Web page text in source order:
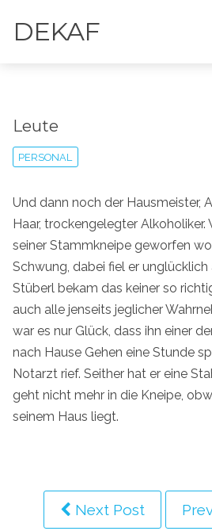
DEKAF
Leute
PERSONAL
Und dann noch der Hausmeister,
Haar, trockengelegter Alkoholiker.
seiner Stammkneipe geworfen
Schwung, dabei fiel er
Stüberl bekam das keiner so
auch alle jenseits jeglicher
war es nur Glück, dass ihn einer
nach Hause Gehen eine Stunde
Notarzt rief. Seither hat er eine
geht nicht mehr in die Kneipe,
seinem Haus liegt.
Next Post